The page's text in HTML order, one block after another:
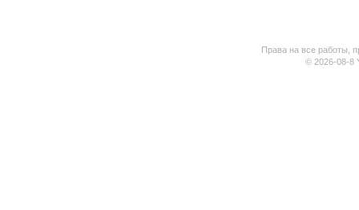
Права на все работы,
© 2026-08-8